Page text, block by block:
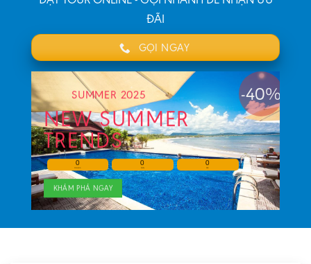
ĐÃI
GỌI NGAY
SUMMER 2025
NEW SUMMER
TRENDS
0
HOURS
0
MIN
0
SEC
KHÁM PHÁ NGAY
-40%